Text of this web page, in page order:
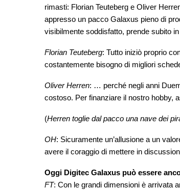
rimasti: Florian Teuteberg e Oliver
appresso un pacco Galaxus pieno di
visibilmente soddisfatto, prende subito
Florian Teuteberg: Tutto iniziò proprio
costantemente bisogno di migliori
Oliver Herren: … perché negli anni
costoso. Per finanziare il nostro hobby,
(Herren toglie dal pacco una nave dei
OH: Sicuramente un’allusione a un
avere il coraggio di mettere in
Oggi Digitec Galaxus può essere
FT: Con le grandi dimensioni è arrivata